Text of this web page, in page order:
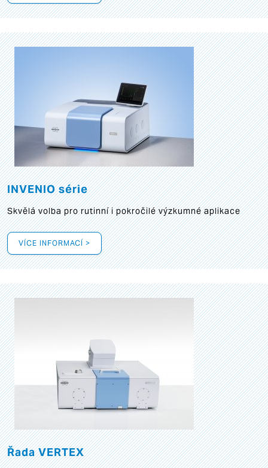
INVENIO série
Skvělá volba pro rutinní i pokročilé výzkumné aplikace
VÍCE INFORMACÍ >
Řada VERTEX